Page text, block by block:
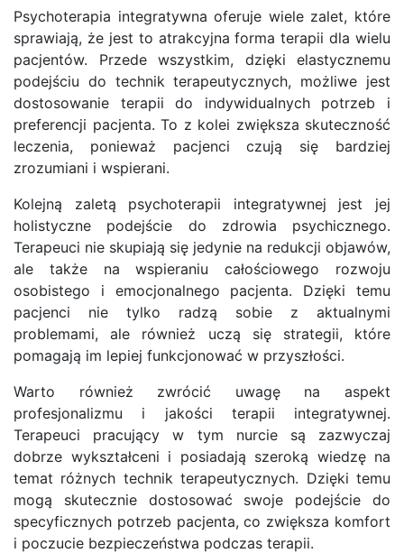
Psychoterapia integratywna oferuje wiele zalet, które
sprawiają, że jest to atrakcyjna forma terapii dla wielu
pacjentów. Przede wszystkim, dzięki elastycznemu
podejściu do technik terapeutycznych, możliwe jest
dostosowanie terapii do indywidualnych potrzeb i
preferencji pacjenta. To z kolei zwiększa skuteczność
leczenia, ponieważ pacjenci czują się bardziej
zrozumiani i wspierani.
Kolejną zaletą psychoterapii integratywnej jest jej
holistyczne podejście do zdrowia psychicznego.
Terapeuci nie skupiają się jedynie na redukcji objawów,
ale także na wspieraniu całościowego rozwoju
osobistego i emocjonalnego pacjenta. Dzięki temu
pacjenci nie tylko radzą sobie z aktualnymi
problemami, ale również uczą się strategii, które
pomagają im lepiej funkcjonować w przyszłości.
Warto również zwrócić uwagę na aspekt
profesjonalizmu i jakości terapii integratywnej.
Terapeuci pracujący w tym nurcie są zazwyczaj
dobrze wykształceni i posiadają szeroką wiedzę na
temat różnych technik terapeutycznych. Dzięki temu
mogą skutecznie dostosować swoje podejście do
specyficznych potrzeb pacjenta, co zwiększa komfort
i poczucie bezpieczeństwa podczas terapii.